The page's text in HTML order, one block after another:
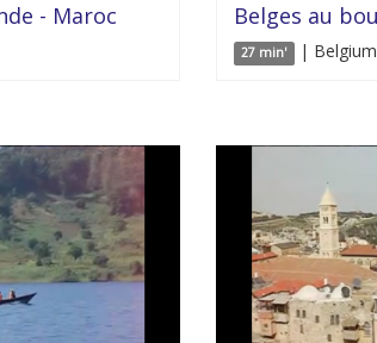
- Maroc Belges au
27 min' |